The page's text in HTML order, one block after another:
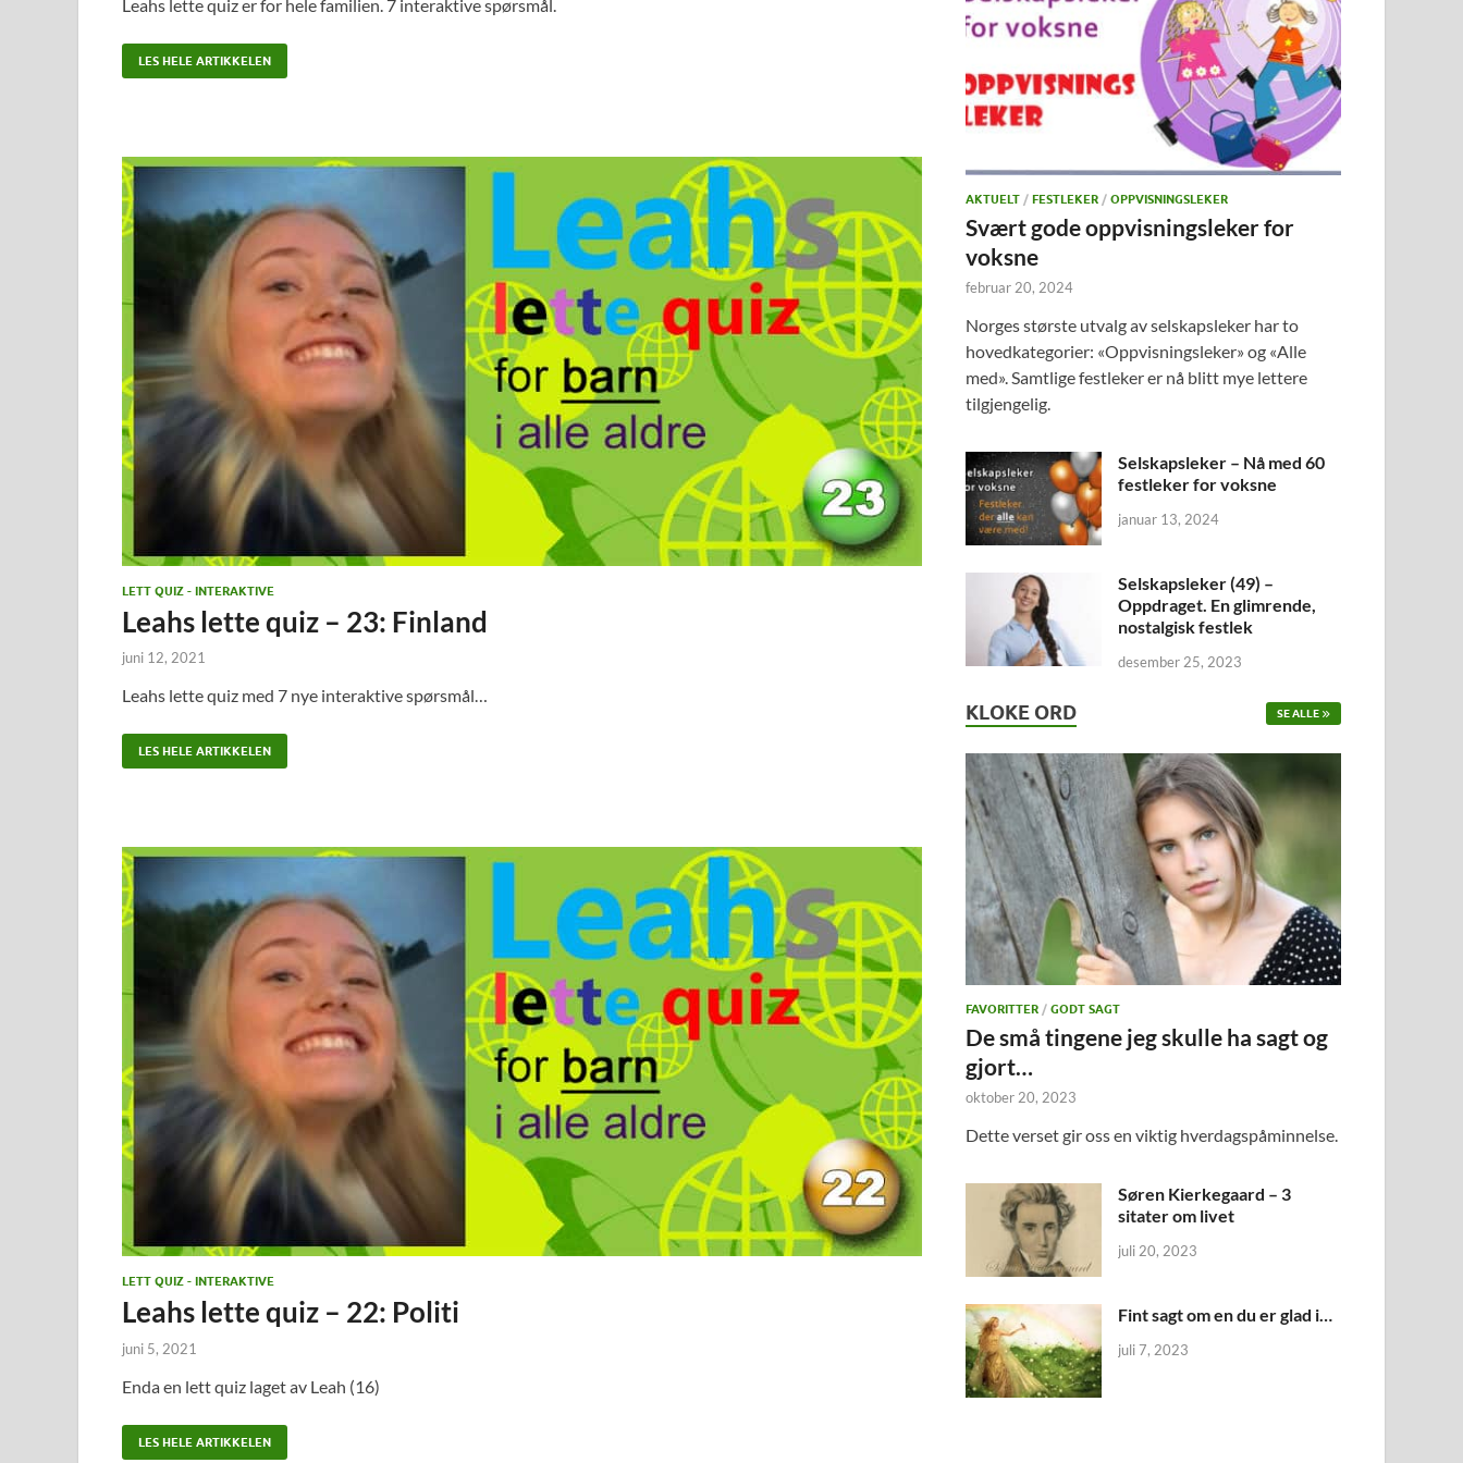
Leahs lette quiz er for hele familien. 7 interaktive spørsmål.
LES HELE ARTIKKELEN
LETT QUIZ - INTERAKTIVE
Leahs lette quiz – 23: Finland
juni 12, 2021
Leahs lette quiz med 7 nye interaktive spørsmål…
LES HELE ARTIKKELEN
LETT QUIZ - INTERAKTIVE
Leahs lette quiz – 22: Politi
juni 5, 2021
Enda en lett quiz laget av Leah (16)
LES HELE ARTIKKELEN
AKTUELT /FESTLEKER /OPPVISNINGSLEKER
Svært gode oppvisningsleker for
voksne
februar 20, 2024
Norges største utvalg av selskapsleker har to
hovedkategorier: «Oppvisningsleker» og «Alle
med». Samtlige festleker er nå blitt mye lettere
tilgjengelig.
Selskapsleker – Nå med 60
festleker for voksne
januar 13, 2024
Selskapsleker (49) –
Oppdraget. En glimrende,
nostalgisk festlek
desember 25, 2023
KLOKE ORD SE ALLE
FAVORITTER /GODT SAGT
De små tingene jeg skulle ha sagt og
gjort…
oktober 20, 2023
Dette verset gir oss en viktig hverdagspåminnelse.
Søren Kierkegaard – 3
sitater om livet
juli 20, 2023
Fint sagt om en du er glad i…
juli 7, 2023